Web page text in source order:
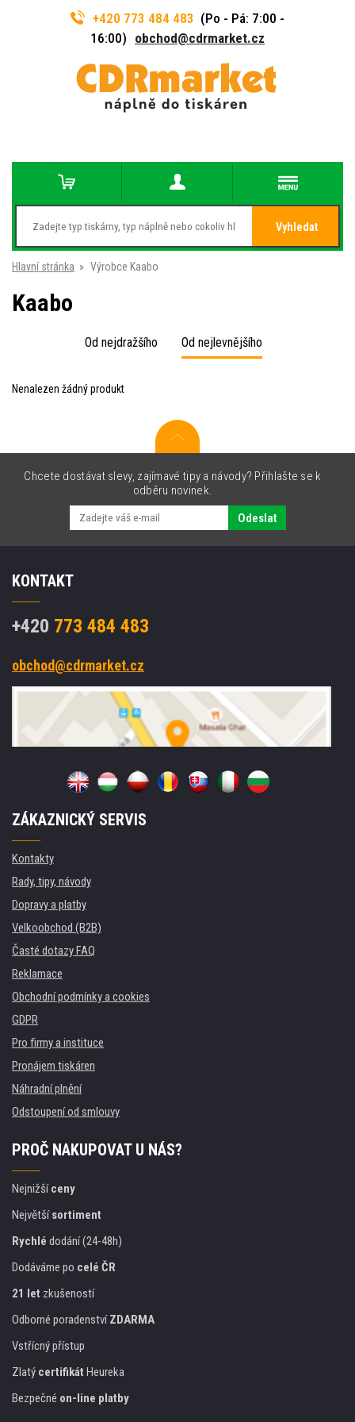
+420 773 484 483 (Po - Pá: 7:00 -
16:00) obchod@cdrmarket.cz
Vyhledat
Hlavní stránka » Výrobce Kaabo
Kaabo
Od nejdražšího Od nejlevnějšího
Nenalezen žádný produkt
Chcete dostávat slevy, zajímavé tipy a návody? Přihlašte se k
odběru novinek.
Odeslat
KONTAKT
+420 773 484 483
obchod@cdrmarket.cz
ZÁKAZNICKÝ SERVIS
Kontakty
Rady, tipy, návody
Dopravy a platby
Velkoobchod (B2B)
Časté dotazy FAQ
Reklamace
Obchodní podmínky a cookies
GDPR
Pro firmy a instituce
Pronájem tiskáren
Náhradní plnění
Odstoupení od smlouvy
PROČ NAKUPOVAT U NÁS?
Nejnižšíceny
Největšísortiment
Rychlé dodání (24-48h)
Dodáváme po celé ČR
21 let zkušeností
Odborné poradenstvíZDARMA
Vstřícný přístup
Zlatý certifikát Heureka
Bezpečné on-line platby